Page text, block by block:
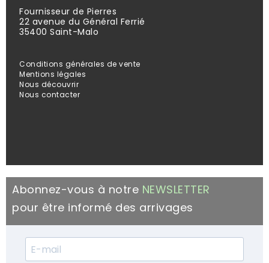
Fournisseur de Pierres
22 avenue du Général Ferrié
35400 Saint-Malo
Conditions générales de vente
Mentions légales
Nous découvrir
Nous contacter
Abonnez-vous à notre NEWSLETTER
pour être informé des arrivages